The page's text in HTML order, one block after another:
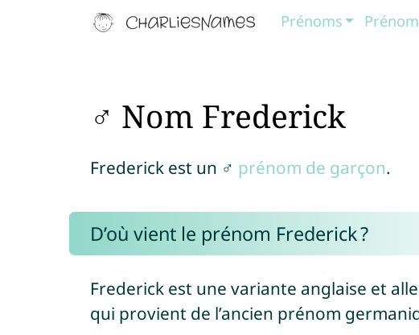
Prénoms
♂ Nom Frederick
Frederick est un ♂ prénom de garçon.
D’où vient le prénom Frederick ?
Frederick est une variante anglaise et
qui provient de l’ancien prénom